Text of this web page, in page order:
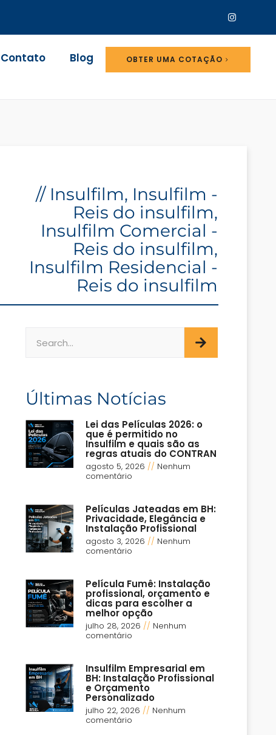
Contato Blog OBTER UMA COTAÇÃO
// Insulfilm, Insulfilm -
Reis do insulfilm,
Insulfilm Comercial -
Reis do insulfilm,
Insulfilm Residencial -
Reis do insulfilm
Últimas Notícias
Lei das Películas 2026: o
que é permitido no
Insulfilm e quais são as
regras atuais do CONTRAN
agosto 5, 2026
Nenhum
comentário
Películas Jateadas em BH:
Privacidade, Elegância e
Instalação Profissional
agosto 3, 2026
Nenhum
comentário
Película Fumê: Instalação
profissional, orçamento e
dicas para escolher a
melhor opção
julho 28, 2026
Nenhum
comentário
Insulfilm Empresarial em
BH: Instalação Profissional
e Orçamento
Personalizado
julho 22, 2026
Nenhum
comentário